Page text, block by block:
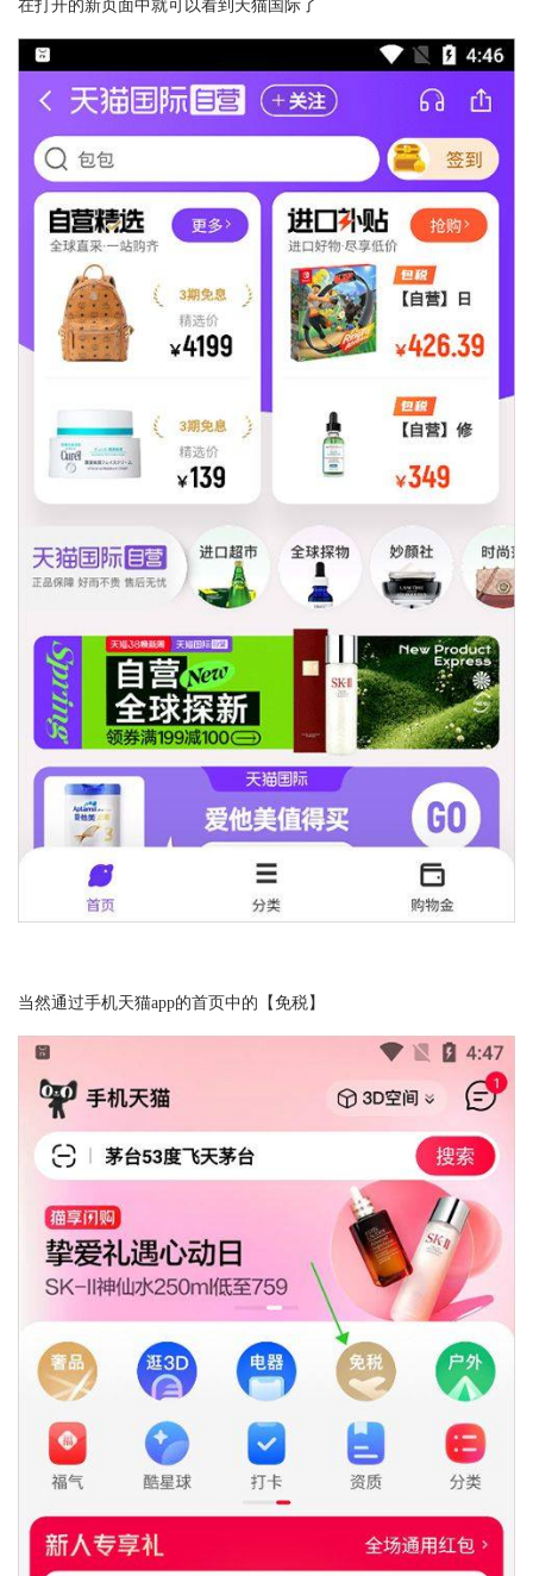
在打开的新页面中就可以看到天猫国际了
当然通过手机天猫app的首页中的【免税】